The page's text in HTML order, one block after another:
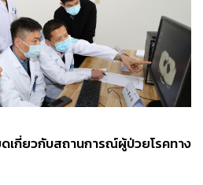
ดเกี่ยวกับสถานการณ์ผู้ป่วยโรคทาง